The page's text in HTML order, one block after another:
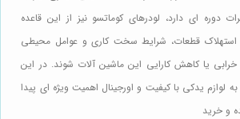
دوره ای دارد، لودرهای کوماتسو نیز از این قاعده
استهلاک قطعات، شرایط سخت کاری و عوامل محیطی
یا کاهش کارایی این ماشین آلات شوند. در این
لوازم یدکی با کیفیت و اورجینال اهمیت ویژه ای پیدا
و خرید